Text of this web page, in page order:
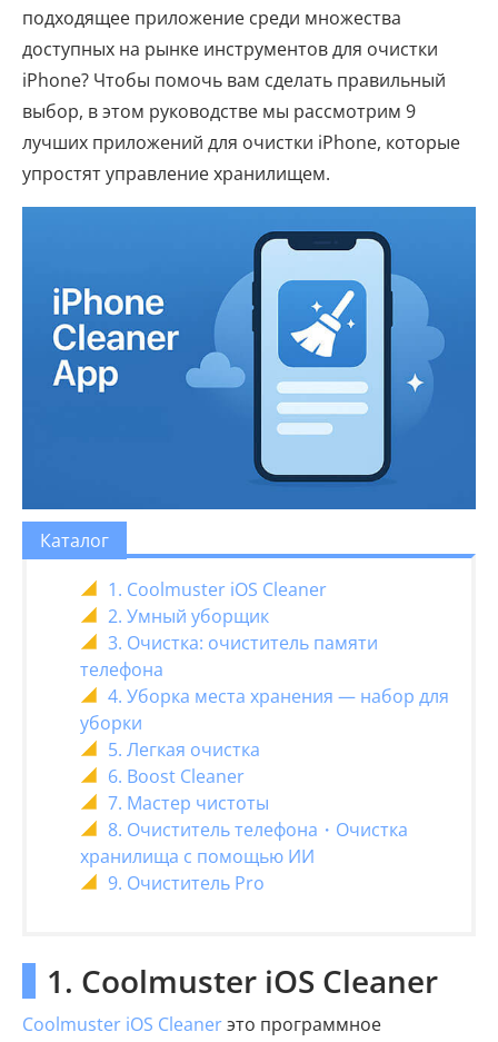
подходящее приложение среди множества
доступных на рынке инструментов для очистки
iPhone? Чтобы помочь вам сделать правильный
выбор, в этом руководстве мы рассмотрим 9
лучших приложений для очистки iPhone, которые
упростят управление хранилищем.
Каталог
1. Coolmuster iOS Cleaner
2. Умный уборщик
3. Очистка: очиститель памяти
телефона
4. Уборка места хранения — набор для
уборки
5. Легкая очистка
6. Boost Cleaner
7. Мастер чистоты
8. Очиститель телефона・Очистка
хранилища с помощью ИИ
9. Очиститель Pro
1. Coolmuster iOS Cleaner
Coolmuster iOS Cleanerэто программное